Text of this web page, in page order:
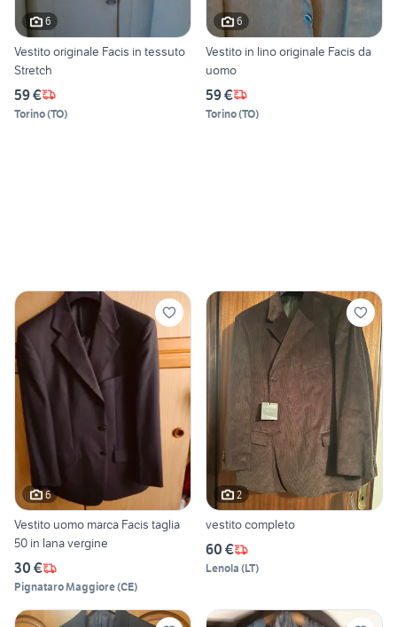
6
Vestito originale Facis in tessuto
Stretch
59 €
Torino(TO)
6
Vestito in lino originale Facis da
uomo
59 €
Torino(TO)
6
Vestito uomo marca Facis taglia
50 in lana vergine
30 €
Pignataro Maggiore(CE)
2
vestito completo
60 €
Lenola (LT)